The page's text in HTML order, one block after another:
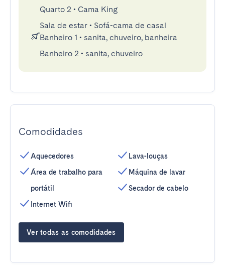
Quarto 2 • Cama King
Sala de estar • Sofá-cama de casal
Banheiro 1 • sanita, chuveiro, banheira
Banheiro 2 • sanita, chuveiro
Comodidades
Aquecedores
Área de trabalho para
portátil
Internet Wifi
Lava-louças
Máquina de lavar
Secador de cabelo
Ver todas as comodidades